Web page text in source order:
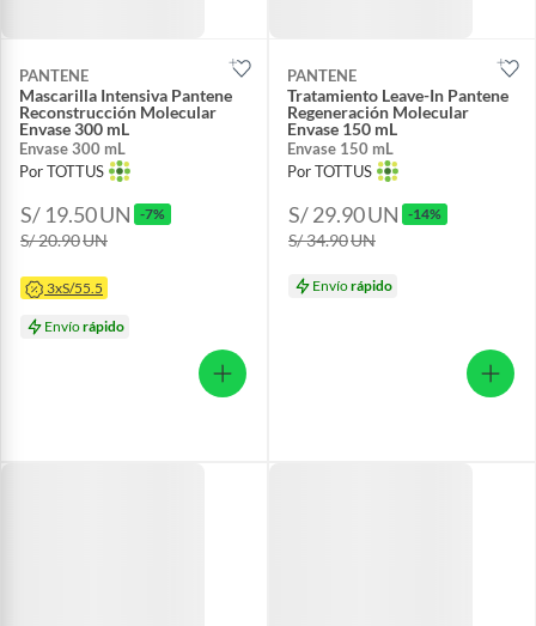
PANTENE
Mascarilla Intensiva Pantene
Reconstrucción Molecular
Envase 300 mL
Envase 300 mL
Por TOTTUS
S/ 19.50UN -7%
S/ 20.90UN
3xS/55.5
Envíorápido
PANTENE
Tratamiento Leave-In Pantene
Regeneración Molecular
Envase 150 mL
Envase 150 mL
Por TOTTUS
S/ 29.90UN -14%
S/ 34.90UN
Envíorápido